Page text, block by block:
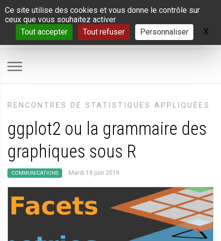
Panneau de gestion des cookies
Ce site utilise des cookies et vous donne le contrôle sur
ceux que vous souhaitez activer
Tout accepter
Tout refuser Personnaliser X
RENCONTRES DE STATISTIQUES APPLIQUÉES
ggplot2 ou la grammaire des
graphiques sous R
COMMUNICATIONS Mardi 18 juin 2019